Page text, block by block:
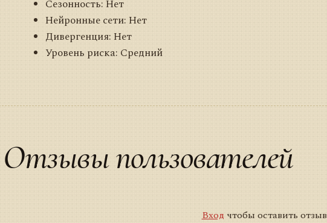
Сезонность: Нет
Нейронные сети: Нет
Дивергенция: Нет
Уровень риска: Средний
Отзывы пользователей
Вход чтобы оставить отзыв